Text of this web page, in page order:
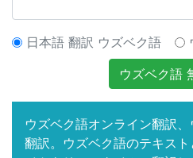
日本語 翻訳 ウズベク語
ウズベク語
ウズベク語オンライン翻訳
翻訳。ウズベク語のテキス